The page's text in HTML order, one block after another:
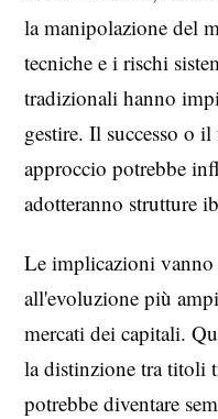
la manipolazione del
tecniche e i rischi
tradizionali hanno
gestire. Il successo o
approccio potrebbe
adotteranno strutture
Le implicazioni vanno
all'evoluzione più
mercati dei capitali.
la distinzione tra titoli
potrebbe diventare